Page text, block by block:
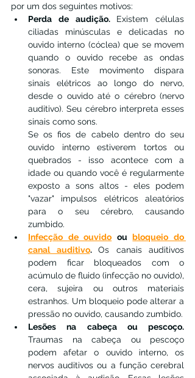
por um dos seguintes motivos:
Perda de audição. Existem células
ciliadas minúsculas e delicadas no
ouvido interno (cóclea) que se movem
quando o ouvido recebe as ondas
sonoras. Este movimento dispara
sinais elétricos ao longo do nervo,
desde o ouvido até o cérebro (nervo
auditivo). Seu cérebro interpreta esses
sinais como sons.
Se os fios de cabelo dentro do seu
ouvido interno estiverem tortos ou
quebrados - isso acontece com a
idade ou quando você é regularmente
exposto a sons altos - eles podem
"vazar" impulsos elétricos aleatórios
para o seu cérebro, causando
zumbido.
Infecção de ouvido ou bloqueio do
canal auditivo. Os canais auditivos
podem ficar bloqueados com o
acúmulo de fluido (infecção no ouvido),
cera, sujeira ou outros materiais
estranhos. Um bloqueio pode alterar a
pressão no ouvido, causando zumbido.
Traumas na cabeça ou pescoço
podem afetar o ouvido interno, os
nervos auditivos ou a função cerebral